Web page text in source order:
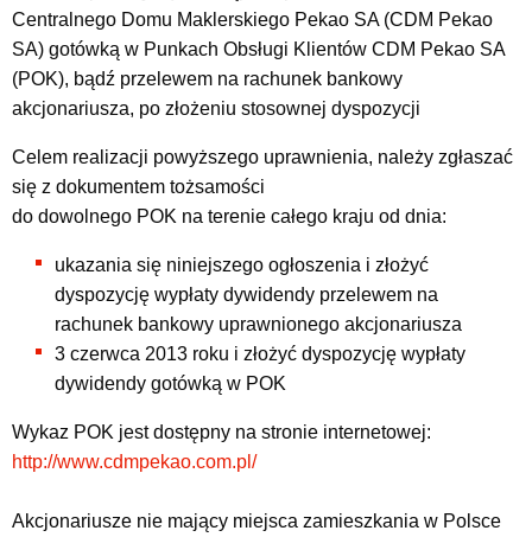
Centralnego Domu Maklerskiego Pekao SA (CDM Pekao
SA) gotówką w Punkach Obsługi Klientów CDM Pekao SA
(POK), bądź przelewem na rachunek bankowy
akcjonariusza, po złożeniu stosownej dyspozycji
Celem realizacji powyższego uprawnienia, należy zgłaszać
się z dokumentem tożsamości
do dowolnego POK na terenie całego kraju od dnia:
ukazania się niniejszego ogłoszenia i złożyć
dyspozycję wypłaty dywidendy przelewem na
rachunek bankowy uprawnionego akcjonariusza
3 czerwca 2013 roku i złożyć dyspozycję wypłaty
dywidendy gotówką w POK
Wykaz POK jest dostępny na stronie internetowej:
http://www.cdmpekao.com.pl/
Akcjonariusze nie mający miejsca zamieszkania w Polsce